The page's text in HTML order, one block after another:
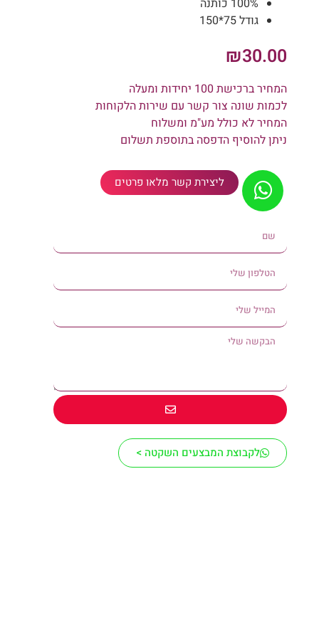
100% כותנה
גודל 75*150
₪30.00
המחיר ברכישת 100 יחידות ומעלה
לכמות שונה צור קשר עם שירות הלקוחות
המחיר לא כולל מע"מ ומשלוח
ניתן להוסיף הדפסה בתוספת תשלום
ליצירת קשר מלאו פרטים
לקבוצת המבצעים השקטה >